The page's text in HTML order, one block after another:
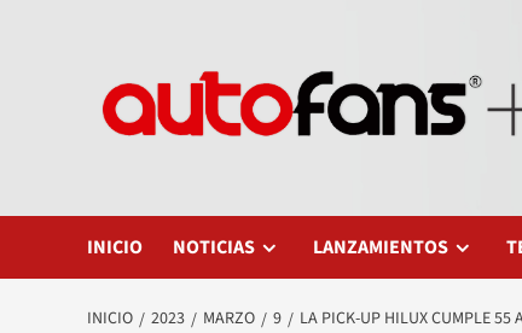
INICIO NOTICIAS LANZAMIENTOS
INICIO 2023 MARZO 9 LA PICK-UP HILUX CUMPLE 55